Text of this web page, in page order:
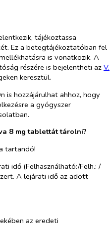
tájékoztassa
Ez a betegtájékoztatóban fel
is vonatkozik. A
részére is bejelentheti az V.
keresztül.
is hozzájárulhat ahhoz, hogy
a gyógyszer
8 mg tablettát tárolni?
tartandó!
idő (Felhasználható:/Felh.: /
A lejárati idő az adott
az eredeti